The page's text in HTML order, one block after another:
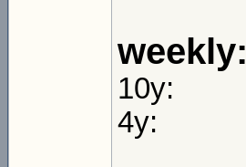
weekly:
10y:
4y: